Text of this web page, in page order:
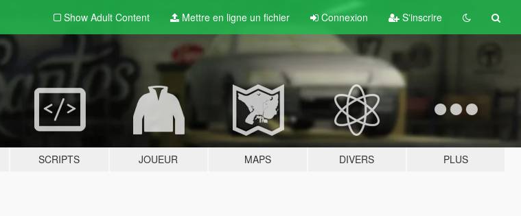
Show Adult Content Mettre en ligne un fichier Connexion S'inscrire
SCRIPTS JOUEUR MAPS DIVERS PLUS